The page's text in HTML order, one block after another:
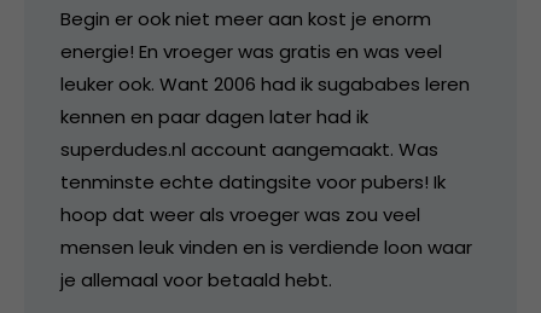
Begin er ook niet meer aan kost je enorm
energie! En vroeger was gratis en was veel
leuker ook. Want 2006 had ik sugababes leren
kennen en paar dagen later had ik
superdudes.nl account aangemaakt. Was
tenminste echte datingsite voor pubers! Ik
hoop dat weer als vroeger was zou veel
mensen leuk vinden en is verdiende loon waar
je allemaal voor betaald hebt.